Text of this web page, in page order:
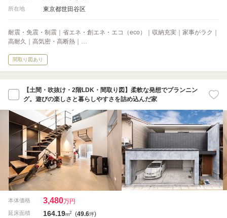
所在地 東京都世田谷区
耐震・免震・制震｜省エネ・創エネ・エコ（eco）｜収納充実｜家事がラク｜
高耐久｜高気密・高断熱｜…
間取り図あり
【土間・吹抜け・2階LDK・間取り図】柔軟な発想でプランニン
グ。遊びの楽しさと暮らしやすさを詰め込んだ家
本体価格 3,480万円
延床面積 164.19m2 (49.6坪)